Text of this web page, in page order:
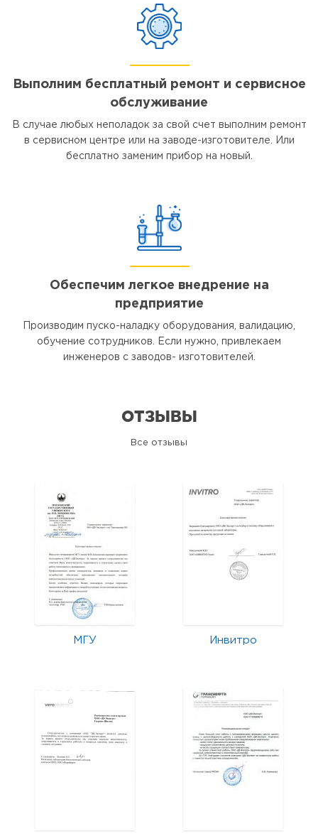
Выполним бесплатный ремонт и сервисное
обслуживание
В случае любых неполадок за свой счет выполним ремонт
в сервисном центре или на заводе-изготовителе. Или
бесплатно заменим прибор на новый.
Обеспечим легкое внедрение на
предприятие
Производим пуско-наладку оборудования, валидацию,
обучение сотрудников. Если нужно, привлекаем
инженеров с заводов- изготовителей.
ОТЗЫВЫ
Все отзывы
МГУ Инвитро